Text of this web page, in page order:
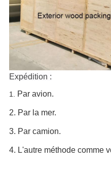
Expédition :
1. Par avion.
2. Par la mer.
3. Par camion.
4. L'autre méthode comme